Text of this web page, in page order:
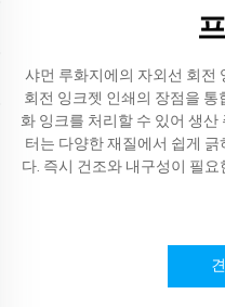
샤먼 루화지에의 자외선 회전
회전 잉크젯 인쇄의 장점을 통
화 잉크를 처리할 수 있어 생산
터는 다양한 재질에서 쉽게
다. 즉시 건조와 내구성이 필